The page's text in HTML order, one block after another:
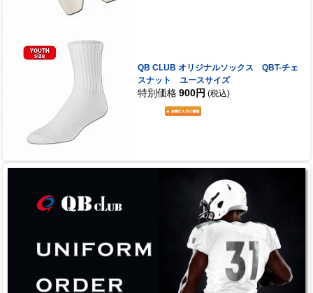
QB CLUB オリジナルソックス QBT-チェ
スナット ユースサイズ
特別価格 900円 (税込)